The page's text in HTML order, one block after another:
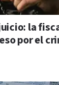
la
por el